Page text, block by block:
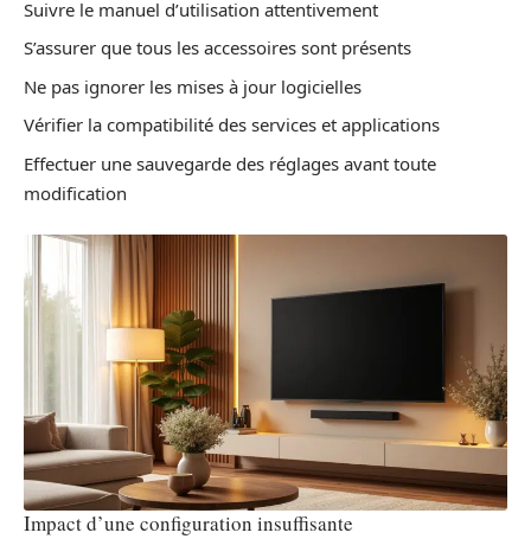
Suivre le manuel d’utilisation attentivement
S’assurer que tous les accessoires sont présents
Ne pas ignorer les mises à jour logicielles
Vérifier la compatibilité des services et applications
Effectuer une sauvegarde des réglages avant toute
modification
Impact d’une configuration insuffisante